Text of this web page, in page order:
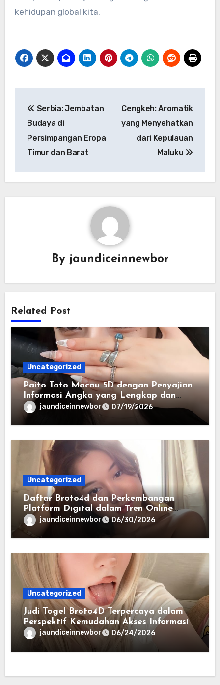
kehidupan global kita.
pos
Serbia: Jembatan
Budaya di
Persimpangan Eropa
Timur dan Barat
Cengkeh: Aromatik
yang Menyehatkan
dari Kepulauan
Maluku
By jaundiceinnewbor
Related Post
Uncategorized
Paito Toto Macau 5D dengan Penyajian
Informasi Angka yang Lengkap dan
Terstruktur
jaundiceinnewbor 07/19/2026
Uncategorized
Daftar Broto4d dan Perkembangan
Platform Digital dalam Tren Online
Masa Kini
jaundiceinnewbor 06/30/2026
Uncategorized
Judi Togel Broto4D Terpercaya dalam
Perspektif Kemudahan Akses Informasi
jaundiceinnewbor 06/24/2026